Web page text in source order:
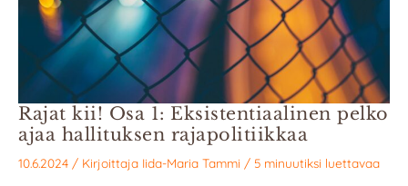
Rajat kii! Osa 1: Eksistentiaalinen pelko
ajaa hallituksen rajapolitiikkaa
10.6.2024 / Kirjoittaja Iida-Maria Tammi / 5 minuutiksi luettavaa